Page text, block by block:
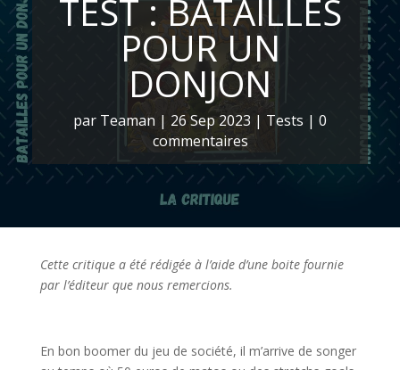
TEST : BATAILLES
POUR UN
DONJON
par Teaman | 26 Sep 2023 | Tests | 0
commentaires
Cette critique a été rédigée à l’aide d’une boite fournie
par l’éditeur que nous remercions.
En bon boomer du jeu de société, il m’arrive de songer